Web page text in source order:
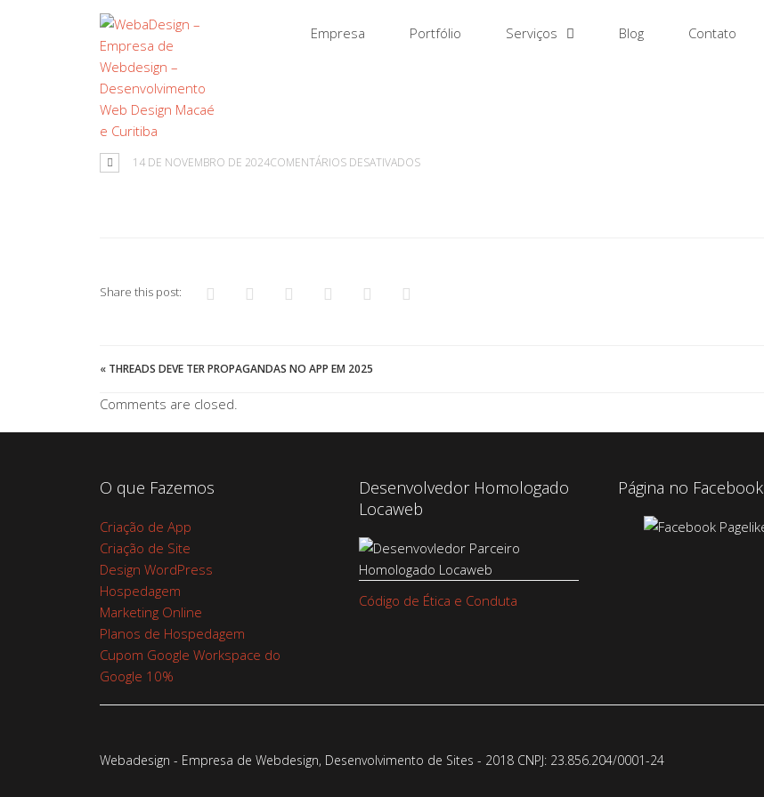
Empresa Portfólio Serviços Blog Contato
14 DE NOVEMBRO DE 2024COMENTÁRIOS DESATIVADOSEM
Share this post:
« THREADS DEVE TER PROPAGANDAS NO APP EM 2025
Comments are closed.
O que Fazemos
Criação de App
Criação de Site
Design WordPress
Hospedagem
Marketing Online
Planos de Hospedagem
Cupom Google Workspace do
Google 10%
Desenvolvedor Homologado
Locaweb
Código de Ética e Conduta
Página no Facebook
Webadesign - Empresa de Webdesign, Desenvolvimento de Sites - 2018 CNPJ: 23.856.204/0001-­24